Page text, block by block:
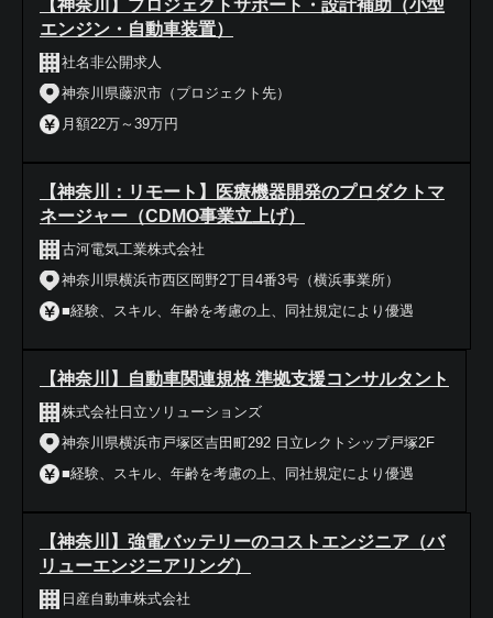
【神奈川】プロジェクトサポート・設計補助（小型
エンジン・自動車装置）
社名非公開求人
神奈川県藤沢市（プロジェクト先）
月額22万～39万円
【神奈川：リモート】医療機器開発のプロダクトマ
ネージャー（CDMO事業立上げ）
古河電気工業株式会社
神奈川県横浜市西区岡野2丁目4番3号（横浜事業所）
■経験、スキル、年齢を考慮の上、同社規定により優遇
【神奈川】自動車関連規格 準拠支援コンサルタント
株式会社日立ソリューションズ
神奈川県横浜市戸塚区吉田町292 日立レクトシップ戸塚2F
■経験、スキル、年齢を考慮の上、同社規定により優遇
【神奈川】強電バッテリーのコストエンジニア（バ
リューエンジニアリング）
日産自動車株式会社